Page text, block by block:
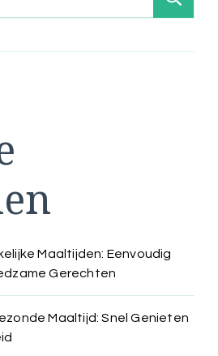
Maaltijden: Eenvoudig
Gerechten
Maaltijd: Snel Genieten